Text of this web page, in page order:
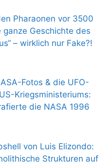
Pharaonen vor 3500
ganze Geschichte des
– wirklich nur Fake?!
Fotos & die UFO-
Kriegsministeriums:
die NASA 1996
von Luis Elizondo:
Strukturen auf